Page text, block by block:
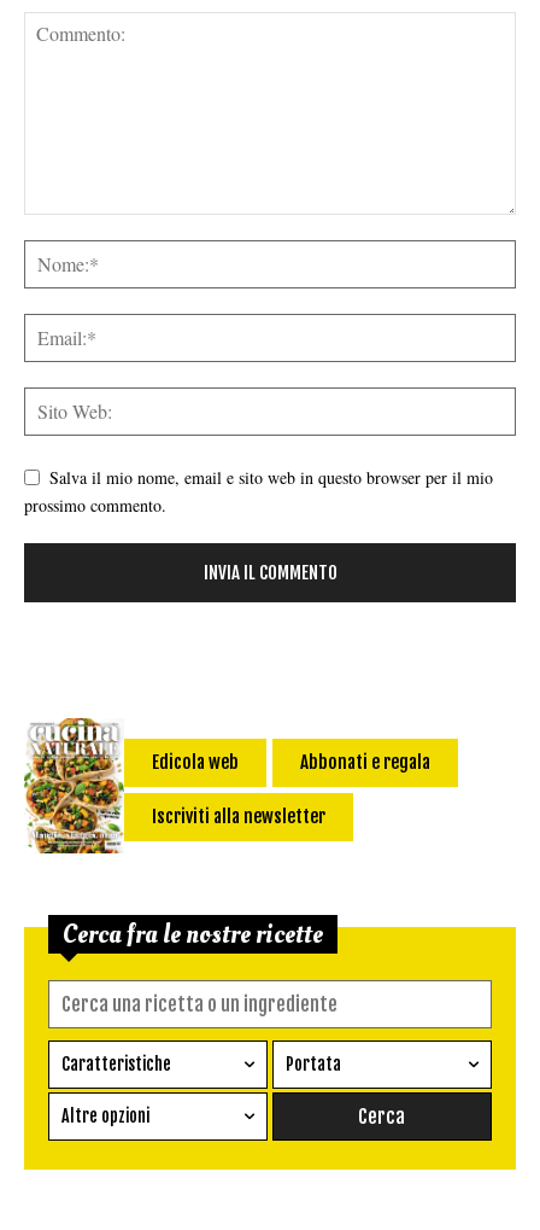
Salva il mio nome, email e sito web in questo browser per il mio
prossimo commento.
Edicola web Abbonati e regala
Iscriviti alla newsletter
Cerca fra le nostre ricette
Caratteristiche
Ricetta vegetariana
Senza glutine
Portata
Conserva
Altre opzioni